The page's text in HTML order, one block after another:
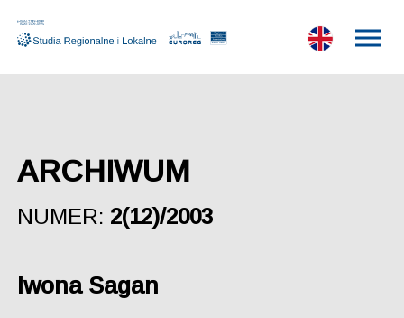
ARCHIWUM
NUMER: 2(12)/2003
Iwona Sagan